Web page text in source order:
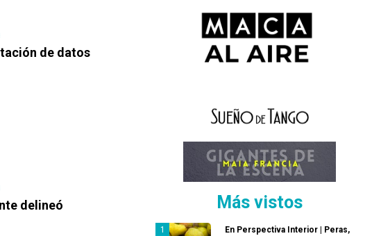
de datos
delineó
Más vistos
En Perspectiva Interior | Peras,